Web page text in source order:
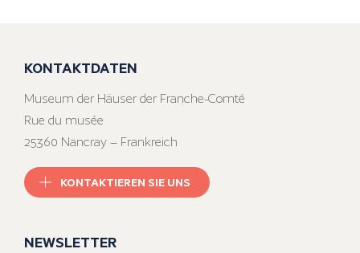
KONTAKTDATEN
Museum der Häuser der Franche-Comté
Rue du musée
25360 Nancray – Frankreich
KONTAKTIEREN SIE UNS
NEWSLETTER